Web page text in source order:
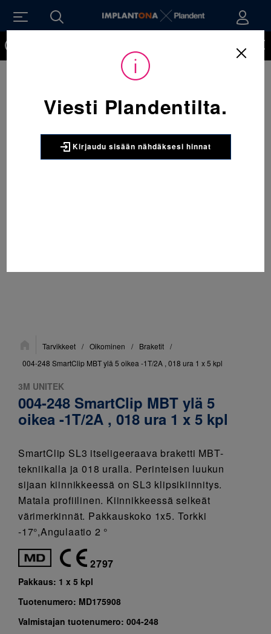
Sijainti:Tarvikkeet / Oikominen / Braketit /
004-248 SmartClip MBT ylä 5 oikea -1T/2A , 018 ura 1 x 5 kpl
3M UNITEK
004-248 SmartClip MBT ylä 5
oikea -1T/2A , 018 ura 1 x 5 kpl
SmartClip SL3 itseligeeraava braketti MBT-
tekniikalla ja 018 uralla. Perinteisen luukun
sijaan kiinnikkeessä on SL3 klipsikiinnitys.
Matala profiilinen. Kiinnikkeessä selkeät
värimerkinnät. Pakkauskoko 1x5. Torkki
-17°,Angulaatio 2 °
2797
Pakkaus: 1 x 5 kpl
Tuotenumero: MD175908
Valmistajan tuotenumero: 004-248
Viesti Plandentilta.
Kirjaudu sisään nähdäksesi hinnat